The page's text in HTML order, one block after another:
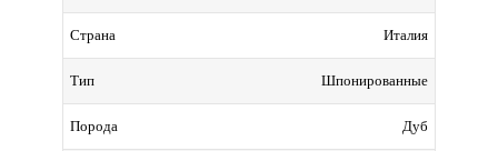
Страна Италия
Тип Шпонированные
Порода Дуб